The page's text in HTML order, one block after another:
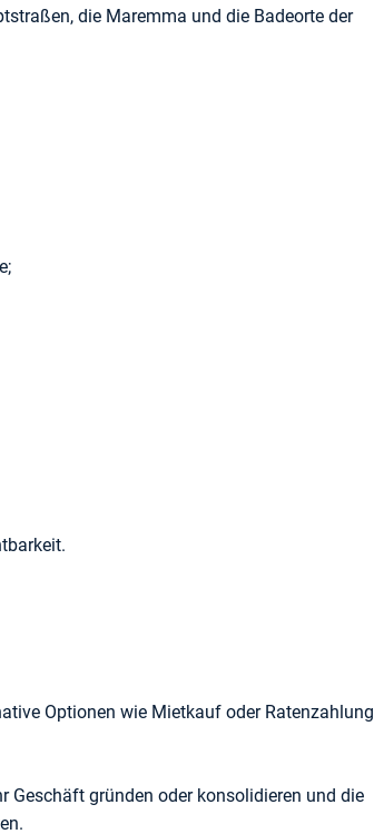
die Maremma und die Badeorte der
Optionen wie Mietkauf oder Ratenzahlung
Geschäft gründen oder konsolidieren und die